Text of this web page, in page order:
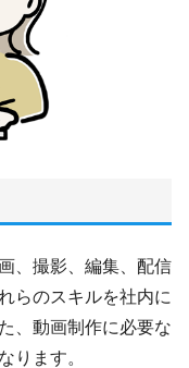
、撮影、編集、配信
らのスキルを社内に
、動画制作に必要な
ります。